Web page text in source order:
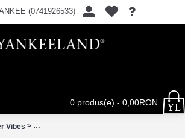
(0741926533)
0 produs(e) - 0,00RON
Vibes > Geanta de plaja Beach Glow Violet 50x40